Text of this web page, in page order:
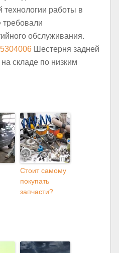
работы в
обслуживания.
Шестерня задней
складе по низким
Стоит самому
покупать
запчасти?